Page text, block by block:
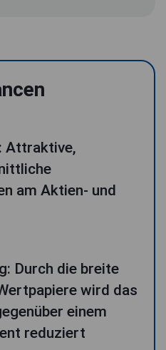
Attraktive,
am Aktien- und
Durch die breite
wird das
einem
reduziert